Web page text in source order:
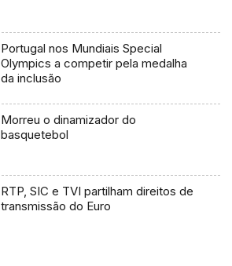
Portugal nos Mundiais Special
Olympics a competir pela medalha
da inclusão
Morreu o dinamizador do
basquetebol
RTP, SIC e TVI partilham direitos de
transmissão do Euro